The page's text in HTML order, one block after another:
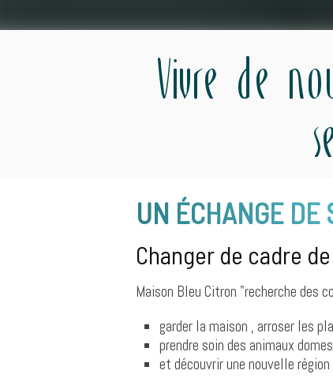
Vivre de
UN ÉCHANGE
Changer de cadre
Maison Bleu Citron "recherche des
garder la maison , arroser les
prendre soin des animaux
et découvrir une nouvelle région